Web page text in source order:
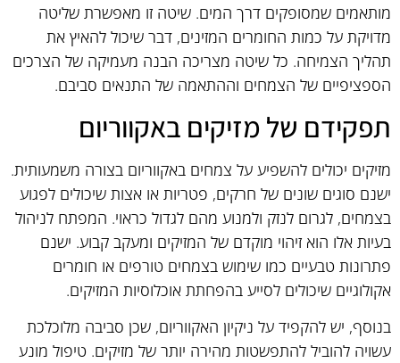
מותאמים שמסופקים דרך המים. שיטה זו מאפשרת שליטה
מדויקת על כמות החומרים המזינים, דבר שיכול להאיץ את
תהליך הצמיחה. כל שיטה מצריכה הבנה מעמיקה של הצרכים
הספציפיים של הצמחים וההתאמה של התנאים סביבם.
תפקידם של מזיקים באקווריום
מזיקים יכולים להשפיע על צמחים באקווריום בצורה משמעותית.
ישנם סוגים שונים של חרקים, פטריות או אצות שיכולים לפגוע
בצמחים, לגרום לנזק ולמנוע מהם לגדול כראוי. המפתח לניהול
בעיות אלו הוא זיהוי מוקדם של המזיקים ומעקב קבוע. ישנם
פתרונות טבעיים כמו שימוש בצמחים טורפים או חומרים
אקולוגיים שיכולים לסייע בהפחתת אוכלוסיות המזיקים.
בנוסף, יש להקפיד על ניקיון האקווריום, שכן סביבה מלוכלכת
עשויה להוביל להתפשטות מהירה יותר של מזיקים. טיפול מונע